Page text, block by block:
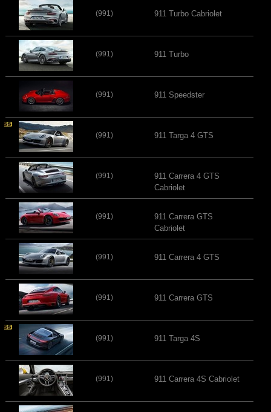
(991) 911 Turbo Cabriolet
(991) 911 Turbo
(991) 911 Speedster
(991) 911 Targa 4 GTS
(991)
911 Carrera 4 GTS
Cabriolet
(991)
911 Carrera GTS
Cabriolet
(991) 911 Carrera 4 GTS
(991) 911 Carrera GTS
(991) 911 Targa 4S
(991) 911 Carrera 4S Cabriolet